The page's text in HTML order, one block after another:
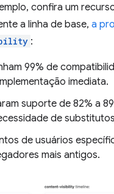
confira um
a linha de base, a
:
99% de
imediata.
suporte de 82% a
de
de usuários
mais antigos.